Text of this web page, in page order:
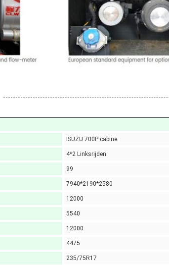
ISUZU 700P cabine
4*2 Linksrijden
99
7940*2190*2580
12000
5540
12000
4475
235/75R17